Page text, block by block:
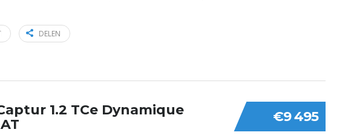
DELEN
€9 495
1.2 TCe Dynamique